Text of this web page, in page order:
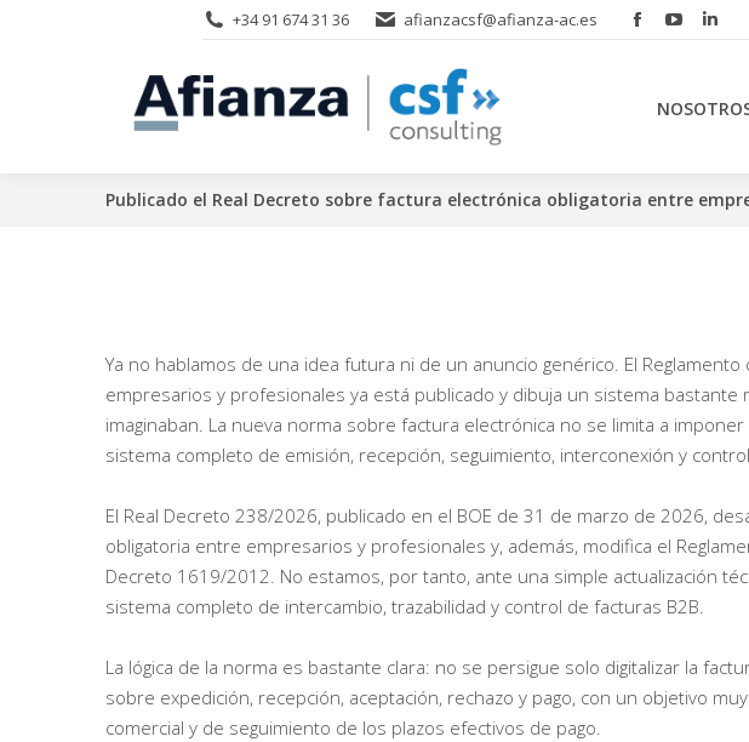
+34 91 674 31 36 afianzacsf@afianza-ac.es
Facebook
opens
window
YouTube
opens
window
Publicado el Real Decreto sobre factura electrónica obligatoria entre
Ya no hablamos de una idea futura ni de un anuncio genérico. El
empresarios y profesionales ya está publicado y dibuja un sistema
imaginaban. La nueva norma sobre factura electrónica no se limita a
sistema completo de emisión, recepción, seguimiento, interconexión y
El Real Decreto 238/2026, publicado en el BOE de 31 de marzo de 2026,
obligatoria entre empresarios y profesionales y, además, modifica el
Decreto 1619/2012. No estamos, por tanto, ante una simple actualización
sistema completo de intercambio, trazabilidad y control de facturas B2B.
La lógica de la norma es bastante clara: no se persigue solo digitalizar la
sobre expedición, recepción, aceptación, rechazo y pago, con un objetivo
comercial y de seguimiento de los plazos efectivos de pago.